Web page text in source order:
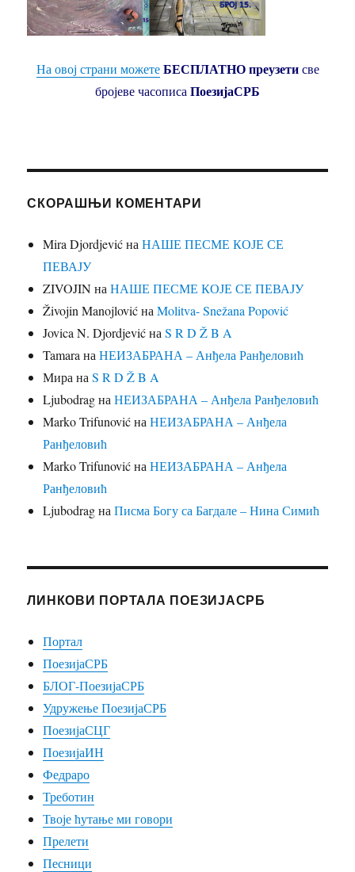
На овој страни можетеБЕСПЛАТНО преузетисве
бројеве часописа ПоезијаСРБ
СКОРАШЊИ КОМЕНТАРИ
Mira DjordjevićнаНАШЕ ПЕСМЕ КОЈЕ СЕ
ПЕВАЈУ
ZIVOJINнаНАШЕ ПЕСМЕ КОЈЕ СЕ ПЕВАЈУ
Živojin ManojlovićнаMolitva- Snežana Popović
Jovica N. DjordjevićнаS R D Ž B A
Tamara наНЕИЗАБРАНА – Анђела Ранђеловић
Мира наS R D Ž B A
LjubodragнаНЕИЗАБРАНА – Анђела Ранђеловић
Marko TrifunovićнаНЕИЗАБРАНА – Анђела
Ранђеловић
Marko TrifunovićнаНЕИЗАБРАНА – Анђела
Ранђеловић
LjubodragнаПисма Богу са Багдале – Нина Симић
ЛИНКОВИ ПОРТАЛА ПОЕЗИЈАСРБ
Портал
ПоезијаСРБ
БЛОГ-ПоезијаСРБ
Удружење ПоезијаСРБ
ПоезијаСЦГ
ПоезијаИН
Федраро
Треботин
Твоје ћутање ми говори
Прелети
Песници